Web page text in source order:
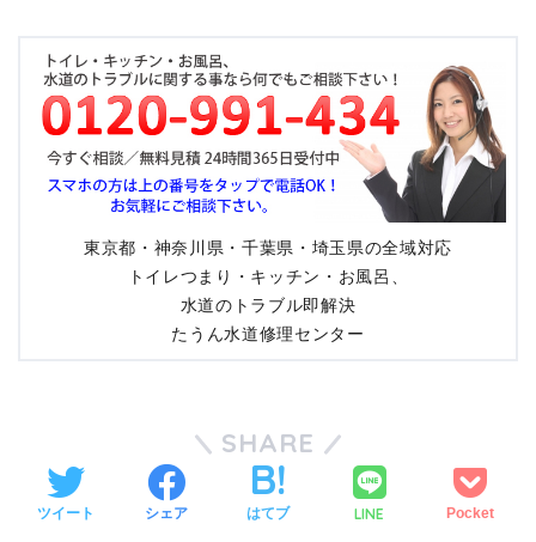
東京都・神奈川県・千葉県・埼玉県の全域対応
トイレつまり・キッチン・お風呂、
水道のトラブル即解決
たうん水道修理センター
SHARE
ツイート シェア はてブ LINE Pocket